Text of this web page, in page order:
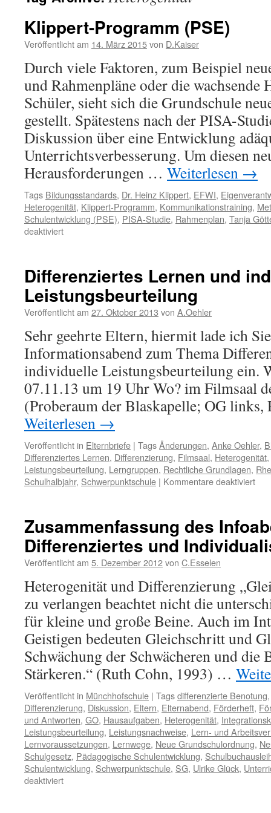
Klippert-Programm (PSE)
Veröffentlicht am 14. März 2015von D.Kaiser
Durch viele Faktoren, zum Beispiel
und Rahmenpläne oder die wachsende
Schüler, sieht sich die Grundschule
gestellt. Spätestens nach der PISA-
Diskussion über eine Entwicklung
Unterrichtsverbesserung. Um diesen
Herausforderungen … Weiterlesen →
Tags Bildungsstandards, Dr. Heinz Klippert, EFWI,
Heterogenität, Klippert-Programm, Kommunikationstraining,
Schulentwicklung (PSE), PISA-Studie, Rahmenplan, Tanja
deaktiviertfür
Differenziertes Lernen und
Leistungsbeurteilung
Veröffentlicht am 27. Oktober 2013 von A.Oehler
Sehr geehrte Eltern, hiermit lade ich
Informationsabend zum Thema
individuelle Leistungsbeurteilung ein.
07.11.13 um 19 Uhr Wo? im Filmsaal
(Proberaum der Blaskapelle; OG
Weiterlesen →
Veröffentlicht in Elternbriefe | TagsÄnderungen, Anke Oehler,
Differenziertes Lernen, Differenzierung, Filmsaal, Heterogenität,
Leistungsbeurteilung, Lerngruppen, Rechtliche Grundlagen,
Schulhalbjahr, Schwerpunktschule | Kommentare deaktiviertfür
Zusammenfassung des
Differenziertes und
Veröffentlicht am 5. Dezember 2012von C.Esselen
Heterogenität und Differenzierung
zu verlangen beachtet nicht die
für kleine und große Beine. Auch im
Geistigen bedeuten Gleichschritt und
Schwächung der Schwächeren und die
Stärkeren.“ (Ruth Cohn, 1993) …
Veröffentlicht in Münchhofschule | Tagsdifferenzierte Benotung
Differenzierung, Diskussion, Eltern, Elternabend, Förderheft,
und Antworten, GO, Hausaufgaben, Heterogenität,
Leistungsbeurteilung, Leistungsnachweise, Lern- und
Lernvoraussetzungen, Lernwege, Neue Grundschulordnung,
Schulgesetz, Pädagogische Schulentwicklung,
Schulentwicklung, Schwerpunktschule, SG, Ulrike Glück,
deaktiviertfür